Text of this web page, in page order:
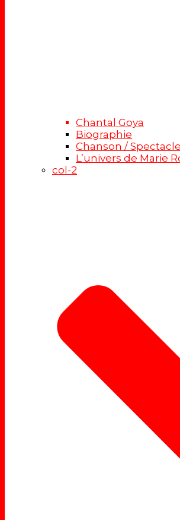
Chantal Goya
Biographie
Chanson / Spectacle
L’univers de Marie
col-2